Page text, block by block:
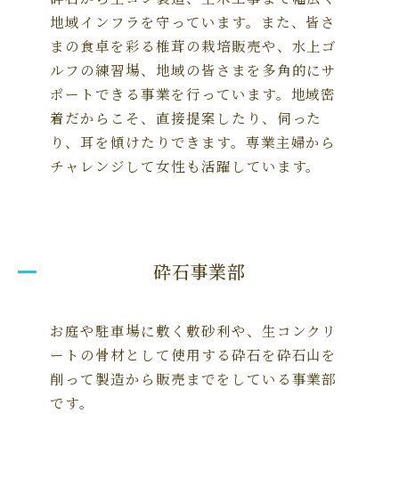
地域インフラを守っています。また、皆さ
まの食卓を彩る椎茸の栽培販売や、水上ゴ
ルフの練習場、地域の皆さまを多角的にサ
ポートできる事業を行っています。地域密
着だからこそ、直接提案したり、伺った
り、耳を傾けたりできます。専業主婦から
チャレンジして女性も活躍しています。
砕石事業部
お庭や駐車場に敷く敷砂利や、生コンクリ
ートの骨材として使用する砕石を砕石山を
削って製造から販売までをしている事業部
です。